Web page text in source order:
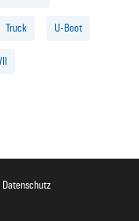
Truck U-Boot
Datenschutz